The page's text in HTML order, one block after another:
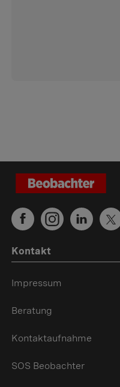
Kontakt
Impressum
Beratung
Kontaktaufnahme
SOS Beobachter